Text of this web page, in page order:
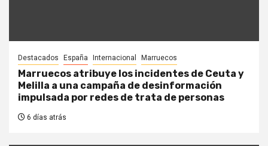
Destacados España Internacional Marruecos
Marruecos atribuye los incidentes de Ceuta y
Melilla a una campaña de desinformación
impulsada por redes de trata de personas
6 días atrás